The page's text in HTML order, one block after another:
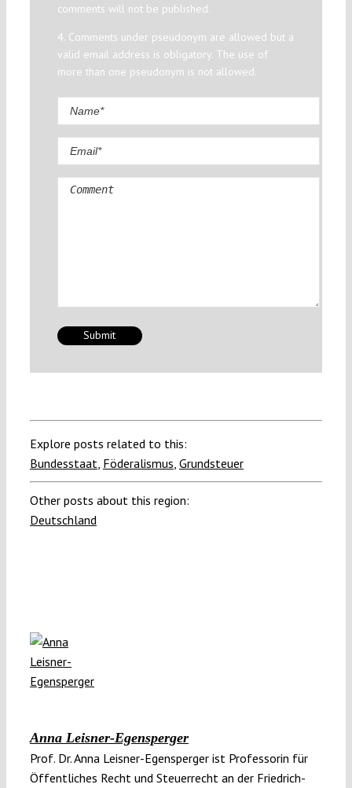
comments will not be published.
4. Comments under pseudonym are allowed but a
valid email address is obligatory. The use of
more than one pseudonym is not allowed.
Comment
Explore posts related to this:
Bundesstaat Föderalismus Grundsteuer
Other posts about this region:
Deutschland
Anna Leisner-Egensperger
Prof. Dr. Anna Leisner-Egensperger ist Professorin für
Öffentliches Recht und Steuerrecht an der Friedrich-